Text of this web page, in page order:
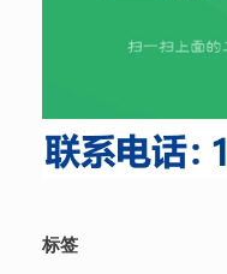
标签